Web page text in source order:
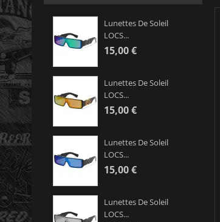
Lunettes De Soleil
LOCS...
15,00 €
Lunettes De Soleil
LOCS...
15,00 €
Lunettes De Soleil
LOCS...
15,00 €
Lunettes De Soleil
LOCS...